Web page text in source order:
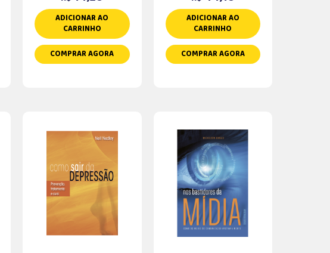
ADICIONAR AO
CARRINHO
COMPRAR AGORA
ADICIONAR AO
CARRINHO
COMPRAR AGORA